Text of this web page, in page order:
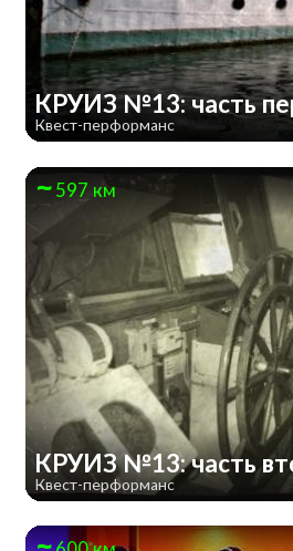
КРУИЗ №13: часть
Квест-перформанс
597 км
КРУИЗ №13: часть
Квест-перформанс